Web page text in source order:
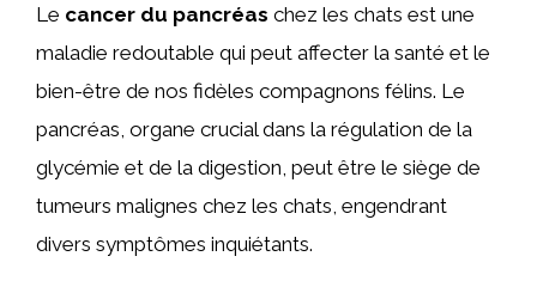
Le cancer du pancréas chez les chats est une
maladie redoutable qui peut affecter la santé et le
bien-être de nos fidèles compagnons félins. Le
pancréas, organe crucial dans la régulation de la
glycémie et de la digestion, peut être le siège de
tumeurs malignes chez les chats, engendrant
divers symptômes inquiétants.